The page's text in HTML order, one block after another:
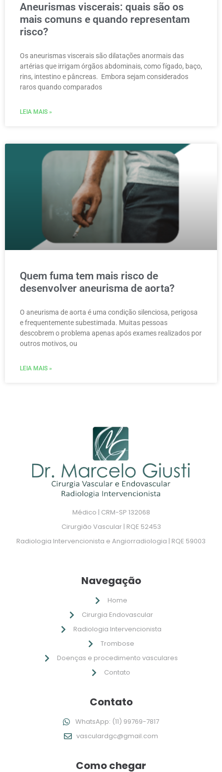
Aneurismas viscerais: quais são os
mais comuns e quando representam
risco?
Os aneurismas viscerais são dilatações anormais das
artérias que irrigam órgãos abdominais, como fígado, baço,
rins, intestino e pâncreas. Embora sejam considerados
raros quando comparados
LEIA MAIS »
Quem fuma tem mais risco de
desenvolver aneurisma de aorta?
O aneurisma de aorta é uma condição silenciosa, perigosa
e frequentemente subestimada. Muitas pessoas
descobrem o problema apenas após exames realizados por
outros motivos, ou
LEIA MAIS »
Médico | CRM-SP 132068
Cirurgião Vascular | RQE 52453
Radiologia Intervencionista e Angiorradiologia | RQE 59003
Navegação
Home
Cirurgia Endovascular
Radiologia Intervencionista
Trombose
Doenças e procedimento vasculares
Contato
Contato
WhatsApp: (11) 99769-7817
vasculardgc@gmail.com
Como chegar